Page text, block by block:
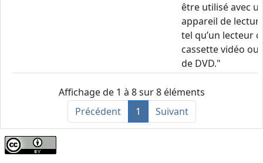
être utilisé avec
appareil de
tel qu’un lecteur
cassette vidéo ou
de DVD."
Affichage de 1 à 8 sur 8 éléments
Précédent
1 Suivant